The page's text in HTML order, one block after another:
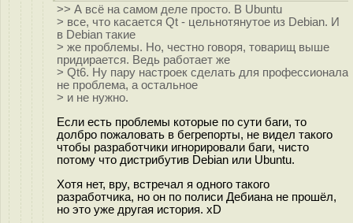
>> А всё на самом деле просто. В Ubuntu
> все, что касается Qt - цельнотянутое из Debian. И
в Debian такие
> же проблемы. Но, честно говоря, товарищ выше
придирается. Ведь работает же
> Qt6. Ну пару настроек сделать для профессионала
не проблема, а остальное
> и не нужно.
Если есть проблемы которые по сути баги, то
долбро пожаловать в бегрепорты, не видел такого
чтобы разработчики игнорировали баги, чисто
потому что дистрибутив Debian или Ubuntu.
Хотя нет, вру, встречал я одного такого
разработчика, но он по полиси Дебиана не прошёл,
но это уже другая история. xD